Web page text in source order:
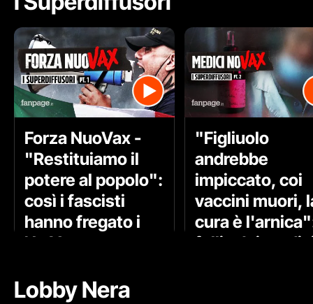
Forza NuoVax -
"Restituiamo il
potere al popolo":
così i fascisti
hanno fregato i
No Vax
"Figliuolo
andrebbe
impiccato, coi
vaccini muori,
cura è
follia dei
Lobby Nera